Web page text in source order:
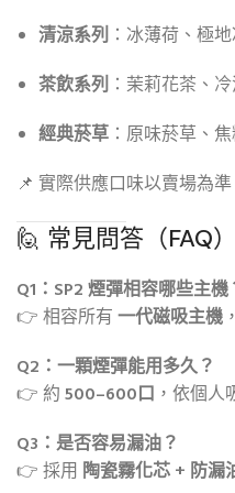
清涼系列 ：冰薄荷、極
茶飲系列 ：茉莉花茶、
經典菸草 ：原味菸草、
📌 實際供應口味以賣場為
🙋 常見問答（FAQ）
Q1：SP2 煙彈相容哪些主機
👉 相容所有一代磁吸主機
Q2：一顆煙彈能用多久？
👉 約500–600口 ，依個人
Q3：是否容易漏油？
👉 採用 陶瓷霧化芯 + 防漏